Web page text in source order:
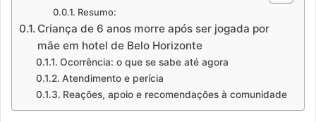
Resumo:
Criança de 6 anos morre após ser jogada por
mãe em hotel de Belo Horizonte
Ocorrência: o que se sabe até agora
Atendimento e perícia
Reações, apoio e recomendações à comunidade